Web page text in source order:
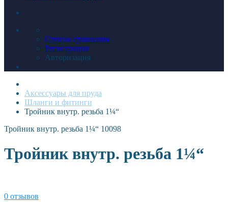
Список сравнения
Регистрация
Авторизация
Аксессуары для пруда
Шланги и фитинги
Тройник внутр. резьба 1¼“
Тройник внутр. резьба 1¼“ 10098
Тройник внутр. резьба 1¼“
0 отзывов